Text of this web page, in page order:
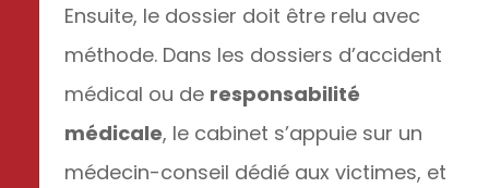
Ensuite, le dossier doit être relu avec
méthode. Dans les dossiers d’accident
médical ou de responsabilité
médicale, le cabinet s’appuie sur un
médecin-conseil dédié aux victimes, et